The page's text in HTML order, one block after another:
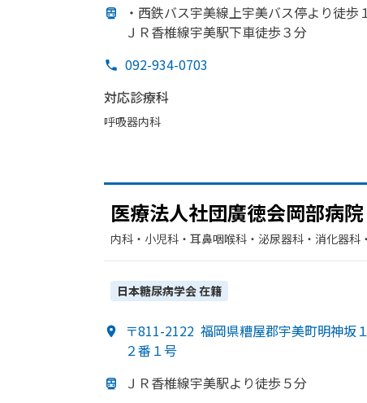
・西鉄バス宇美線上宇美バス停より徒歩
ＪＲ香椎線宇美駅下車徒歩３分
092-934-0703
対応診療科
呼吸器内科
医療法人社団廣徳会岡部病院
内科・​小児科・​耳鼻咽喉科・​泌尿器科・​消化器
日本糖尿病学会在籍
〒811-2122 福岡県糟屋郡宇美町明神坂
２番１号
ＪＲ香椎線宇美駅より徒歩５分